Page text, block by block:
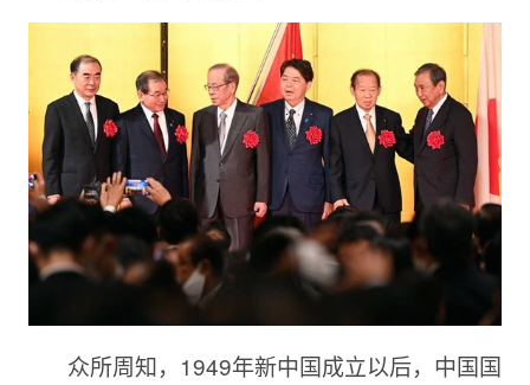
众所周知，1949年新中国成立以后，中国国